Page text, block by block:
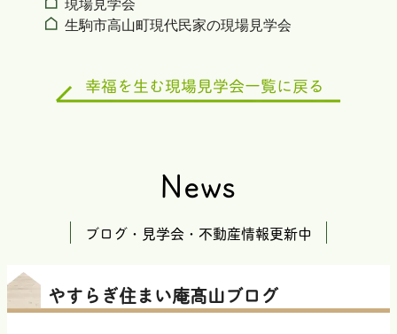
生駒市高山町現代民家の現場見学会
News
ブログ・見学会・不動産情報更新中
やすらぎ住まい庵髙山ブログ